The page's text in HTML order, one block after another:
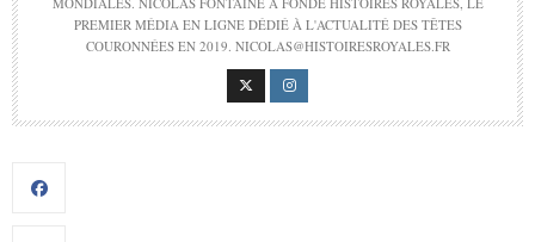
PREMIER MÉDIA EN LIGNE DÉDIÉ À L'ACTUALITÉ DES TÊTES
COURONNÉES EN 2019. NICOLAS@HISTOIRESROYALES.FR